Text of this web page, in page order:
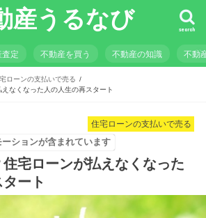
産うるなび search
査定 不動産を買う 不動産の知識 不動
ローンの支払いで売る
なくなった人の人生の再スタート
住宅ローンの支払いで売る
ションが含まれています
宅ローンが払えなくなった
ート